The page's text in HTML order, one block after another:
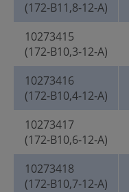
(172-B11,8-12-A)
10273415
(172-B10,3-12-A)
10273416
(172-B10,4-12-A)
10273417
(172-B10,6-12-A)
10273418
(172-B10,7-12-A)